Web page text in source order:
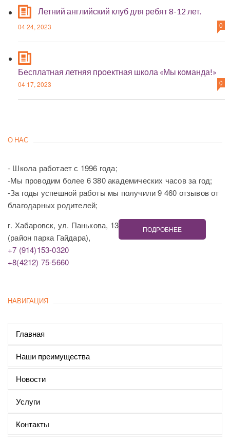
Летний английский клуб для ребят 8-12 лет.
04 24, 2023 0
Бесплатная летняя проектная школа «Мы команда!»
04 17, 2023 0
О НАС
- Школа работает с 1996 года;
-Мы проводим более 6 380 академических часов за год;
-За годы успешной работы мы получили 9 460 отзывов от
благодарных родителей;
г. Хабаровск, ул. Панькова, 13
(район парка Гайдара),
+7 (914)153-0320
+8(4212) 75-5660
ПОДРОБНЕЕ
НАВИГАЦИЯ
Главная
Наши преимущества
Новости
Услуги
Контакты